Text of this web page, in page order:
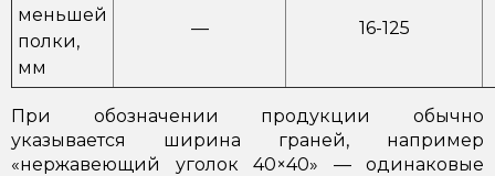
меньшей
полки,
мм
— 16-125
При обозначении продукции обычно
указывается ширина граней, например
«нержавеющий уголок 40×40» — одинаковые